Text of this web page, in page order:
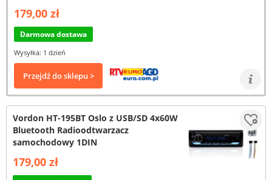
179,00 zł
Darmowa dostawa
Wysyłka: 1 dzień
Przejdź do sklepu >
Vordon HT-195BT Oslo z USB/SD 4x60W
Bluetooth Radioodtwarzacz
samochodowy 1DIN
179,00 zł